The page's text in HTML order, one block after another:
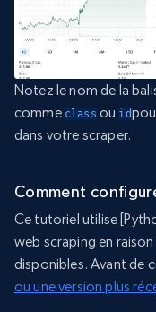
Notez le nom de la
comme class ou id
dans votre scraper.
Comment
Ce tutoriel utilise
web scraping en
disponibles. Avant de
ou une version plus